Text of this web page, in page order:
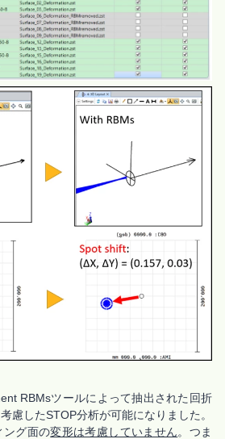
RBMsツールによって抽出された回折
慮したSTOP分析が可能になりました。
ング面の変形は考慮していません。つま